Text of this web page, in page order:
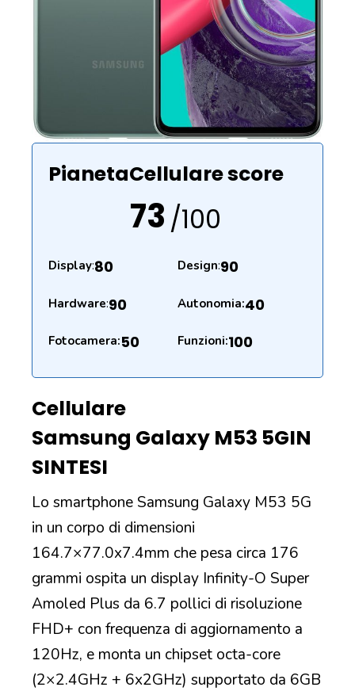
PianetaCellulare score
73 /100
Display:80 Design:90
Hardware:90 Autonomia:40
Fotocamera:50 Funzioni:100
Cellulare
Samsung Galaxy M53 5GIN
SINTESI
Lo smartphone Samsung Galaxy M53 5G
in un corpo di dimensioni
164.7×77.0x7.4mm che pesa circa 176
grammi ospita un display Infinity-O Super
Amoled Plus da 6.7 pollici di risoluzione
FHD+ con frequenza di aggiornamento a
120Hz, e monta un chipset octa-core
(2×2.4GHz + 6x2GHz) supportato da 6GB